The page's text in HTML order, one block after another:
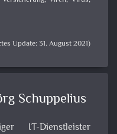
Update: 31. August 2021)
Schuppelius
IT-Dienstleister